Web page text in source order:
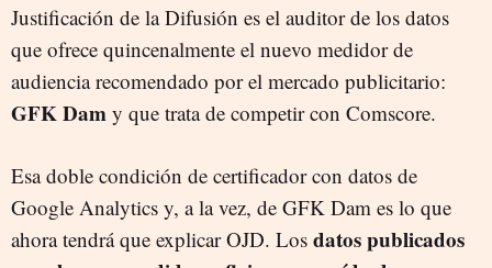
Justificación de la Difusión es el auditor de los datos
que ofrece quincenalmente el nuevo medidor de
audiencia recomendado por el mercado publicitario:
GFK Dam y que trata de competir con Comscore.
Esa doble condición de certificador con datos de
Google Analytics y, a la vez, de GFK Dam es lo que
ahora tendrá que explicar OJD. Los datos publicados